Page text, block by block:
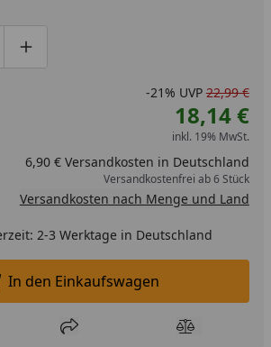
um eins verringern
manuell eingeben
Produktmenge um eins erhöhen
-21% UVP 22,99 €
18,14 €
inkl. 19% MwSt.
6,90 € Versandkosten in Deutschland
Versandkostenfrei ab 6 Stück
Versandkosten nach Menge und Land
2-3 Werktage in Deutschland
In den Einkaufswagen legen
In den Einkaufswagen
zur Wunschliste hinzufügen
Teilen Produkt